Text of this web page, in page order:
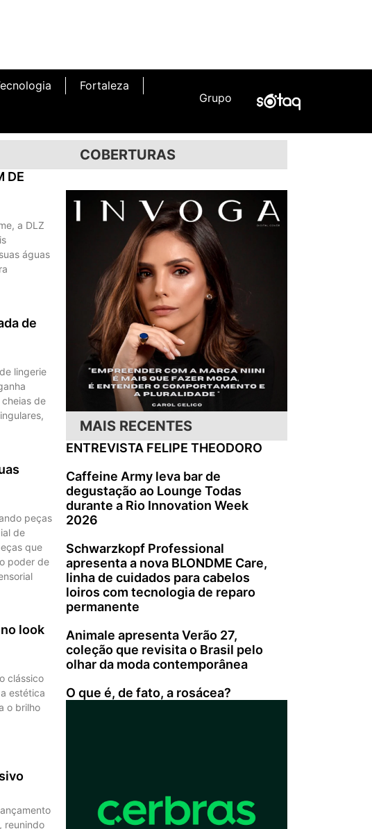
Fortaleza
Grupo
DE
a DLZ
águas
de
lingerie
de
peças
de
que
poder de
look
clássico
estética
o brilho
reunindo
COBERTURAS
MAIS RECENTES
ENTREVISTA FELIPE THEODORO
Caffeine Army leva bar de
degustação ao Lounge Todas
durante a Rio Innovation Week
2026
Schwarzkopf Professional
apresenta a nova BLONDME Care,
linha de cuidados para cabelos
loiros com tecnologia de reparo
permanente
Animale apresenta Verão 27,
coleção que revisita o Brasil pelo
olhar da moda contemporânea
O que é, de fato, a rosácea?